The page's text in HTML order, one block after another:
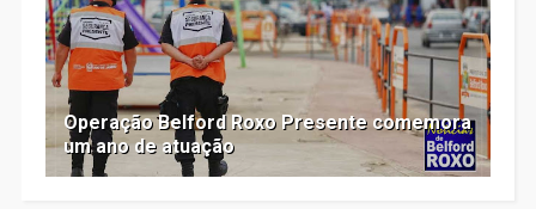
Operação Belford Roxo Presente comemora
um ano de atuação